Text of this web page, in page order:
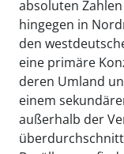
absoluten
hingegen in
den
eine primäre
deren Umland
einem
außerhalb der